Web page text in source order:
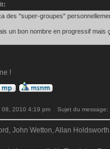
des "super-groupes"
un bon nombre en progressif
!
08, 2010 4:19 pm Sujet du message:
John Wetton, Allan